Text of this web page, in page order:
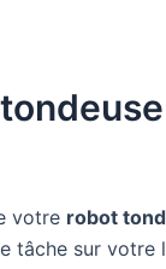
votre robot
tâche sur votre